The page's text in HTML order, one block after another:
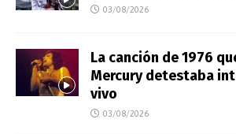
03/08/2026
La canción de 1976
Mercury detestaba
vivo
03/08/2026